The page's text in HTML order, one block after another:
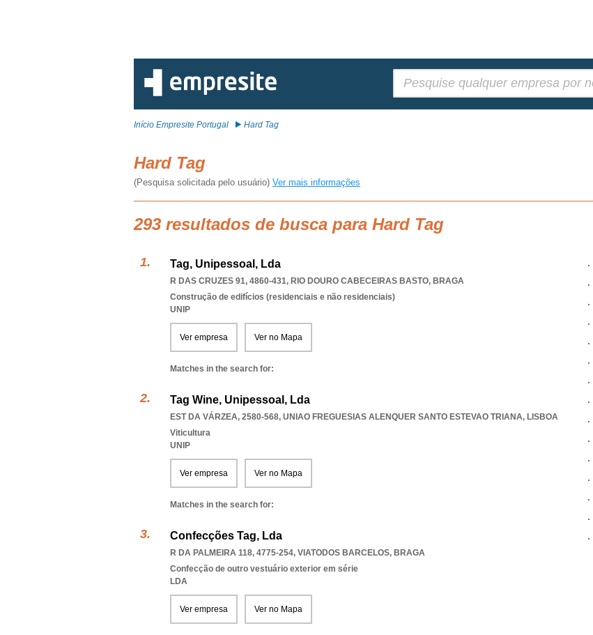
Início Empresite Portugal Hard Tag
Hard Tag
(Pesquisa solicitada pelo usuário) Ver mais informações
293 resultados de busca para Hard Tag
Tag, Unipessoal, Lda
R DAS CRUZES 91, 4860-431, RIO DOURO CABECEIRAS BASTO, BRAGA
Construção de edifícios (residenciais e não residenciais)
UNIP
Ver empresa Ver no Mapa
Matches in the search for:
Tag Wine, Unipessoal, Lda
EST DA VÁRZEA, 2580-568, UNIAO FREGUESIAS ALENQUER SANTO ESTEVAO TRIANA, LISBOA
Viticultura
UNIP
Ver empresa Ver no Mapa
Matches in the search for:
Confecções Tag, Lda
R DA PALMEIRA 118, 4775-254, VIATODOS BARCELOS, BRAGA
Confecção de outro vestuário exterior em série
LDA
Ver empresa Ver no Mapa